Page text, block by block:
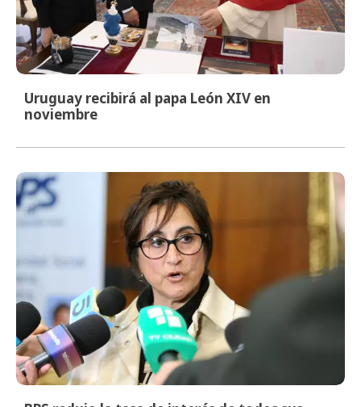
Uruguay recibirá al papa León XIV en
noviembre